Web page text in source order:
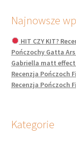
Najnowsze
HIT CZY KIT?
Pończochy Gatta
Gabriella matt
Recenzja Pończoch
Recenzja Pończoch
Kategorie